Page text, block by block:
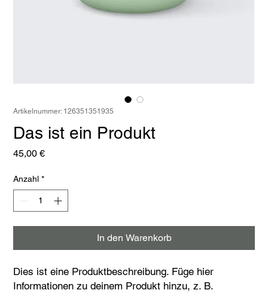
Artikelnummer: 126351351935
Das ist ein Produkt
45,00 €Preis
Anzahl *
In den Warenkorb
Dies ist eine Produktbeschreibung. Füge hier
Informationen zu deinem Produkt hinzu, z. B.